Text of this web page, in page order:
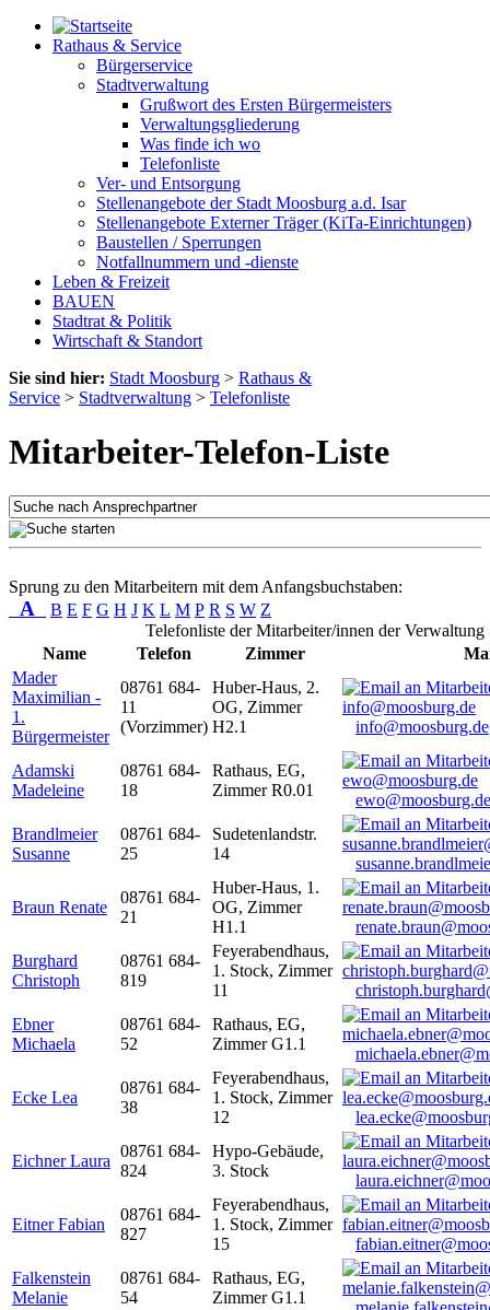
Rathaus & Service
Bürgerservice
Stadtverwaltung
Grußwort des Ersten Bürgermeisters
Verwaltungsgliederung
Was finde ich wo
Telefonliste
Ver- und Entsorgung
Stellenangebote der Stadt Moosburg a.d. Isar
Stellenangebote Externer Träger (KiTa-Einrichtungen)
Baustellen / Sperrungen
Notfallnummern und -dienste
Leben & Freizeit
BAUEN
Stadtrat & Politik
Wirtschaft & Standort
Sie sind hier: Stadt Moosburg > Rathaus &
Service > Stadtverwaltung > Telefonliste
Mitarbeiter-Telefon-Liste
Sprung zu den Mitarbeitern mit dem Anfangsbuchstaben:
A B E F G H J K L M P R S W Z
Telefonliste der Mitarbeiter/innen der Verwaltung
Name
Telefon Zimmer
Mader
Maximilian -
1.
Bürgermeister
08761 684-
11
(Vorzimmer)
Huber-Haus, 2.
OG, Zimmer
H2.1
info@moosburg.de
Adamski
Madeleine
08761 684-
18
Rathaus, EG,
Zimmer R0.01
ewo@moosburg.de
Brandlmeier
Susanne
08761 684-
25
Sudetenlandstr.
14
Braun Renate
08761 684-
21
Huber-Haus, 1.
OG, Zimmer
H1.1
Burghard
Christoph
08761 684-
819
Feyerabendhaus,
1. Stock, Zimmer
11
Ebner
Michaela
08761 684-
52
Rathaus, EG,
Zimmer G1.1
Ecke Lea
08761 684-
38
Feyerabendhaus,
1. Stock, Zimmer
12
Eichner Laura
08761 684-
824
Hypo-Gebäude,
3. Stock
Eitner Fabian
08761 684-
827
Feyerabendhaus,
1. Stock, Zimmer
15
Falkenstein
Melanie
08761 684-
54
Rathaus, EG,
Zimmer G1.1